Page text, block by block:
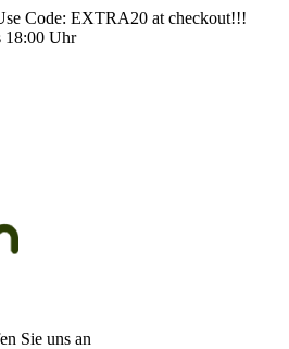
Code: EXTRA20 at checkout!!!
18:00 Uhr
Sie uns an